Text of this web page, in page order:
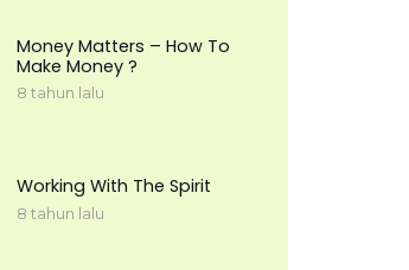
Money Matters – How To
Make Money ?
8 tahun lalu
Working With The Spirit
8 tahun lalu